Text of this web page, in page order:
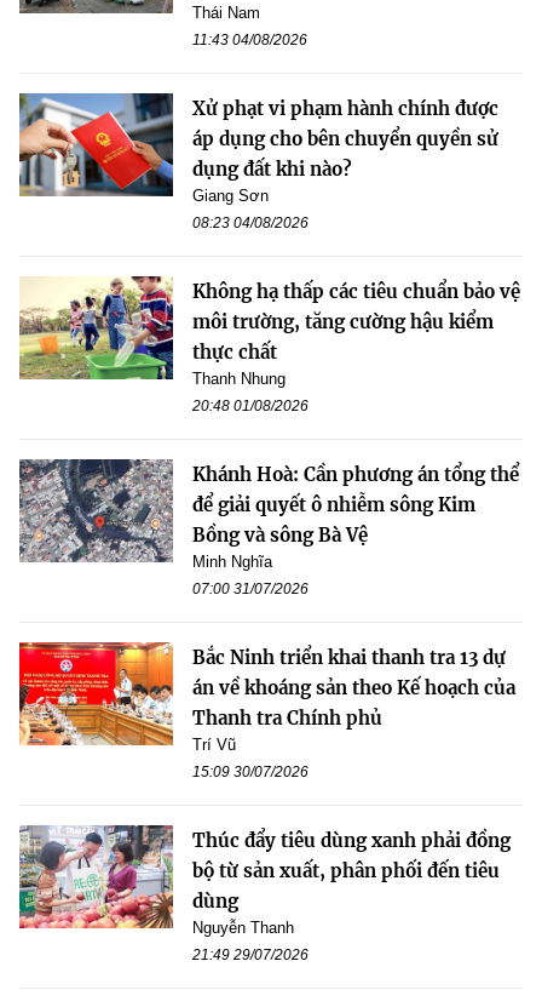
Thái Nam
11:43 04/08/2026
Xử phạt vi phạm hành chính được
áp dụng cho bên chuyển quyền sử
dụng đất khi nào?
Giang Sơn
08:23 04/08/2026
Không hạ thấp các tiêu chuẩn bảo vệ
môi trường, tăng cường hậu kiểm
thực chất
Thanh Nhung
20:48 01/08/2026
Khánh Hoà: Cần phương án tổng thể
để giải quyết ô nhiễm sông Kim
Bồng và sông Bà Vệ
Minh Nghĩa
07:00 31/07/2026
Bắc Ninh triển khai thanh tra 13 dự
án về khoáng sản theo Kế hoạch của
Thanh tra Chính phủ
Trí Vũ
15:09 30/07/2026
Thúc đẩy tiêu dùng xanh phải đồng
bộ từ sản xuất, phân phối đến tiêu
dùng
Nguyễn Thanh
21:49 29/07/2026